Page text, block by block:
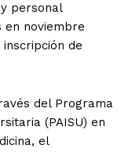
personal
en noviembre
de
del Programa
(PAISU) en
el